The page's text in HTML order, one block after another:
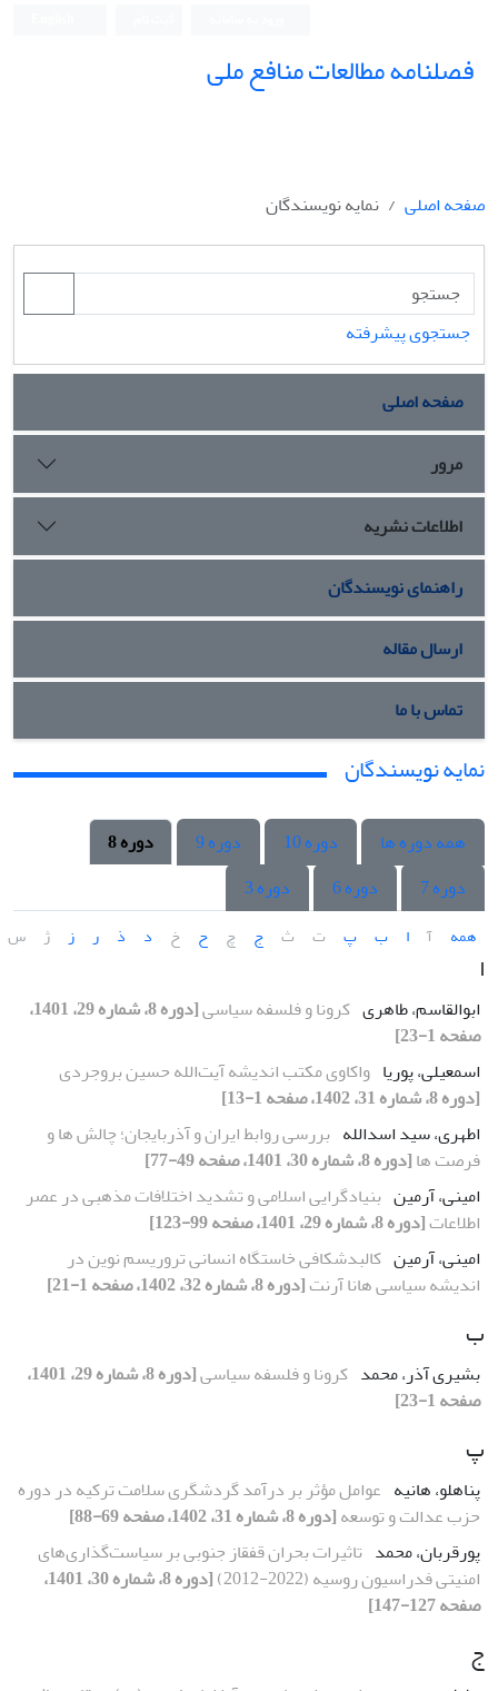
فصلنامه مطالعات منافع ملی
صفحه اصلی نمایه نویسندگان
جستجوی پیشرفته
صفحه اصلی
مرور
اطلاعات نشریه
راهنمای نویسندگان
ارسال مقاله
تماس با ما
نمایه نویسندگان
همه دوره ها دوره 10 دوره 9
دوره 8
دوره 7
دوره 6 دوره 3
همه آ ا ب پ ت ث ج چ ح خ د ذ ر ز ژ س
ا
ابوالقاسم، طاهری کرونا و فلسفه سیاسی
[دوره 8، شماره 29، 1401،
صفحه 1-23]
اسمعیلی، پوریا واکاوی مکتب اندیشه آیت‌الله حسین بروجردی
[دوره 8، شماره 31، 1402، صفحه 1-13]
اطهری، سید اسدالله بررسی روابط ایران و آذربایجان؛ چالش ها و
فرصت ها[دوره 8، شماره 30، 1401، صفحه 49-77]
امینی، آرمین بنیادگرایی اسلامی و تشدید اختلافات مذهبی در عصر
اطلاعات[دوره 8، شماره 29، 1401، صفحه 99-123]
امینی، آرمین کالبدشکافی خاستگاه انسانی تروریسم نوین در
اندیشه سیاسی هانا آرنت[دوره 8، شماره 32، 1402، صفحه 1-21]
ب
بشیری آذر، محمد کرونا و فلسفه سیاسی
[دوره 8، شماره 29، 1401،
صفحه 1-23]
پ
پناهلو، هانیه عوامل مؤثر بر درآمد گردشگری سلامت ترکیه در دوره
حزب عدالت و توسعه[دوره 8، شماره 31، 1402، صفحه 69-88]
پورقربان، محمد تاثیرات بحران قفقاز جنوبی بر سیاست‌گذاری‌‌های
امنیتی فدراسیون روسیه (2022-2012)
[دوره 8، شماره 30، 1401،
صفحه 127-147]
ج